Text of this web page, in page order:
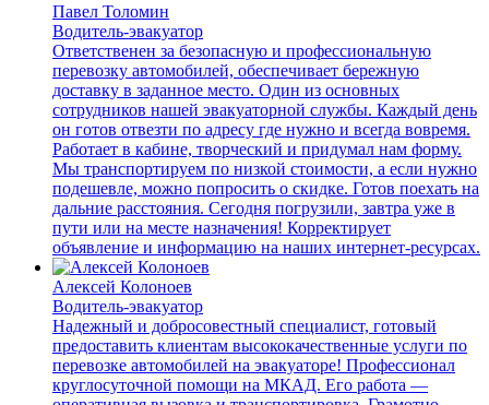
Павел Толомин
Водитель-эвакуатор
Ответственен за безопасную и профессиональную
перевозку автомобилей, обеспечивает бережную
доставку в заданное место. Один из основных
сотрудников нашей эвакуаторной службы. Каждый день
он готов отвезти по адресу где нужно и всегда вовремя.
Работает в кабине, творческий и придумал нам форму.
Мы транспортируем по низкой стоимости, а если нужно
подешевле, можно попросить о скидке. Готов поехать на
дальние расстояния. Сегодня погрузили, завтра уже в
пути или на месте назначения! Корректирует
объявление и информацию на наших интернет-ресурсах.
Алексей Колоноев
Водитель-эвакуатор
Надежный и добросовестный специалист, готовый
предоставить клиентам высококачественные услуги по
перевозке автомобилей на эвакуаторе! Профессионал
круглосуточной помощи на МКАД. Его работа —